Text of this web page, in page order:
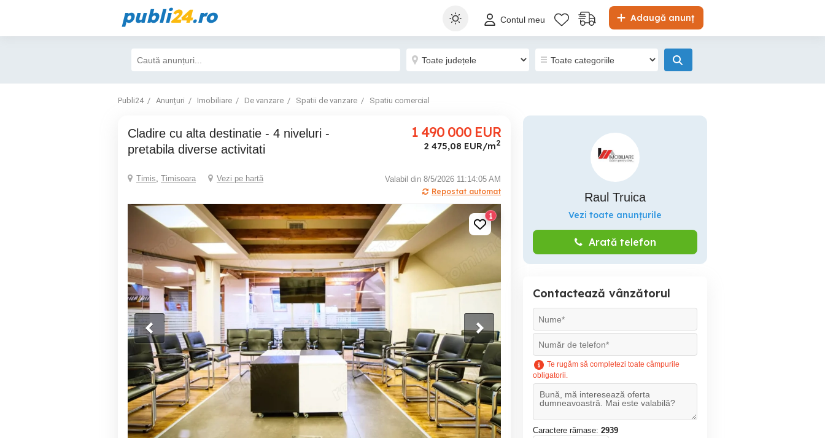
publi24.ro Adaugă anunț
Contul meu
Publi24 Anunțuri Imobiliare De vanzare Spatii de vanzare Spatiu comercial
Cladire cu alta destinatie - 4 niveluri -
pretabila diverse activitati
1 490 000 EUR
2 475,08 EUR/m2
Timis, Timisoara Vezi pe hartă
Valabil din 8/5/2026 11:14:05 AM
Repostat automat
1
Raul Truica
Vezi toate anunțurile
Arată telefon
Contactează vânzătorul
Te rugăm să completezi toate câmpurile
obligatorii.
Caractere rămase: 2939